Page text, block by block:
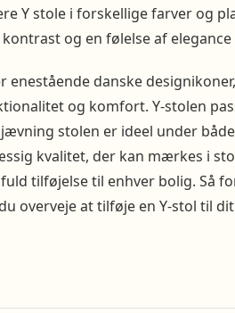
Y stole i forskellige farver og
og en følelse af
enestående danske
og komfort. Y-stolen
stolen er ideel under
kvalitet, der kan mærkes i
tilføjelse til enhver bolig. Så
overveje at tilføje en Y-stol til